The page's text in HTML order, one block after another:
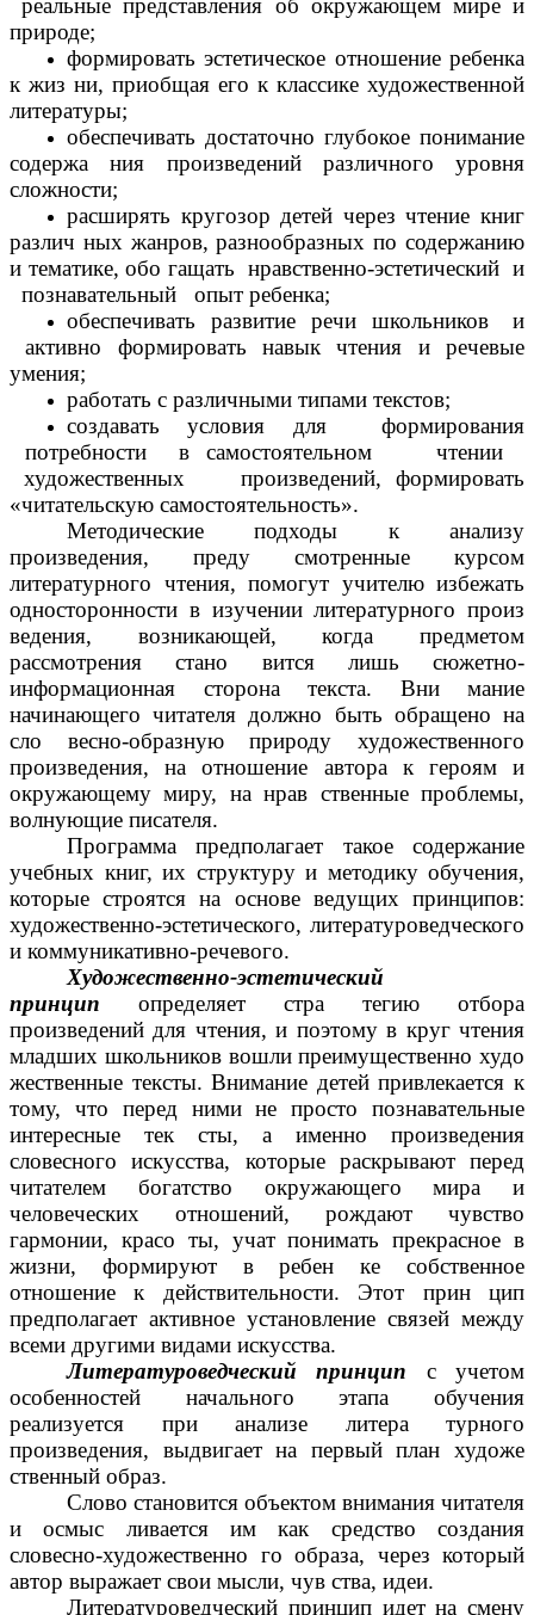
природе;
формировать эстетическое отношение ребенка
к жиз ни, приобщая его к классике художественной
литературы;
обеспечивать достаточно глубокое понимание
содержа ния произведений различного уровня
сложности;
расширять кругозор детей через чтение книг
различ ных жанров, разнообразных по содержанию
и тематике, обо гащать нравственно-эстетический и
познавательный опыт ребенка;
обеспечивать развитие речи школьников и
активно формировать навык чтения и речевые
умения;
работать с различными типами текстов;
создавать условия для формирования
потребности в самостоятельном чтении
художественных произведений, формировать
«читательскую самостоятельность».
Методические подходы к анализу
произведения, преду смотренные курсом
литературного чтения, помогут учителю избежать
односторонности в изучении литературного произ
ведения, возникающей, когда предметом
рассмотрения стано вится лишь сюжетно-
информационная сторона текста. Вни мание
начинающего читателя должно быть обращено на
сло весно-образную природу художественного
произведения, на отношение автора к героям и
окружающему миру, на нрав ственные проблемы,
волнующие писателя.
Программа предполагает такое содержание
учебных книг, их структуру и методику обучения,
которые строятся на основе ведущих принципов:
художественно-эстетического, литературоведческого
и коммуникативно-речевого.
Художественно-эстетический
принцип
определяет стра тегию отбора
произведений для чтения, и поэтому в круг чтения
младших школьников вошли преимущественно худо
жественные тексты. Внимание детей привлекается к
тому, что перед ними не просто познавательные
интересные тек сты, а именно произведения
словесного искусства, которые раскрывают перед
читателем богатство окружающего мира и
человеческих отношений, рождают чувство
гармонии, красо ты, учат понимать прекрасное в
жизни, формируют в ребен ке собственное
отношение к действительности. Этот прин цип
предполагает активное установление связей между
всеми другими видами искусства.
Литературоведческий принцип
с учетом
особенностей начального этапа обучения
реализуется при анализе литера турного
произведения, выдвигает на первый план художе
ственный образ.
Слово становится объектом внимания читателя
и осмыс ливается им как средство создания
словесно-художественно го образа, через который
автор выражает свои мысли, чув ства, идеи.
Литературоведческий принцип идет на смену